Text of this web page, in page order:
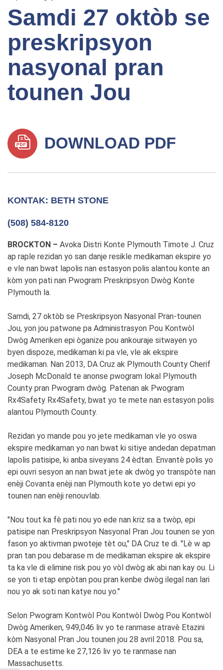
Samdi 27 oktòb se
preskripsyon
nasyonal pran
tounen Jou
DOWNLOAD PDF
KONTAK: BETH STONE
(508) 584-8120
BROCKTON – Avoka Distri Konte Plymouth Timote J. Cruz
ap raple rezidan yo san danje resikle medikaman ekspire yo
e vle nan bwat lapolis nan estasyon polis alantou konte an
kòm yon pati nan Pwogram Preskripsyon Dwòg Konte
Plymouth la.
Samdi, 27 oktòb se Preskripsyon Nasyonal Pran-tounen
Jou, yon jou patwone pa Administrasyon Pou Kontwòl
Dwòg Ameriken epi òganize pou ankouraje sitwayen yo
byen dispoze, medikaman ki pa vle, vle ak ekspire
medikaman. Nan 2013, DA Cruz ak Plymouth County Cherif
Joseph McDonald te anonse pwogram lokal Plymouth
County pran Pwogram dwòg. Patenan ak Pwogram
Rx4Safety Rx4Safety, bwat yo te mete nan estasyon polis
alantou Plymouth County.
Rezidan yo mande pou yo jete medikaman vle yo oswa
ekspire medikaman yo nan bwat ki sitiye andedan depatman
lapolis patisipe, ki anba siveyans 24 èdtan. Envantè polis yo
epi ouvri sesyon an nan bwat jete ak dwòg yo transpòte nan
enèji Covanta enèji nan Plymouth kote yo detwi epi yo
tounen nan enèji renouvlab.
"Nou tout ka fè pati nou yo ede nan kriz sa a twòp, epi
patisipe nan Preskripsyon Nasyonal Pran Jou tounen se yon
fason yo aktivman pwoteje tèt ou," DA Cruz te di. "Lè w ap
pran tan pou debarase m de medikaman ekspire ak ekspire
ta ka vle di elimine risk pou yo vòl dwòg ak abi nan kay ou. Li
se yon ti etap enpòtan pou pran kenbe dwòg ilegal nan lari
nou yo ak soti nan katye nou yo."
Selon Pwogram Kontwòl Pou Kontwòl Dwòg Pou Kontwòl
Dwòg Ameriken, 949,046 liv yo te ranmase atravè Etazini
kòm Nasyonal Pran Jou tounen jou 28 avril 2018. Pou sa,
DEA a te estime ke 27,126 liv yo te ranmase nan
Massachusetts.